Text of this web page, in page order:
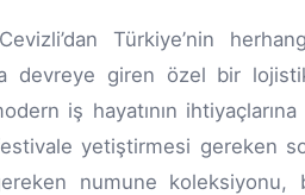
Türkiye’nin
devreye giren özel bir
iş hayatının
yetiştirmesi gereken
numune